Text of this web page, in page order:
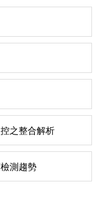
之整合解析
測趨勢